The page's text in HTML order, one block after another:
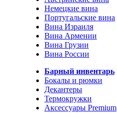
Немецкие вина
Португальские вина
Вина Израиля
Вина Армении
Вина Грузии
Вина России
Барный инвентарь
Бокалы и рюмки
Декантеры
Термокружки
Аксессуары Premium